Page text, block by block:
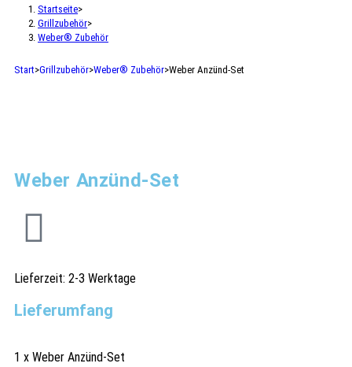
Startseite>
Grillzubehör>
Weber® Zubehör
Start>Grillzubehör>Weber® Zubehör>Weber Anzünd-Set
Weber Anzünd-Set
Lieferzeit: 2-3 Werktage
Lieferumfang
1 x Weber Anzünd-Set